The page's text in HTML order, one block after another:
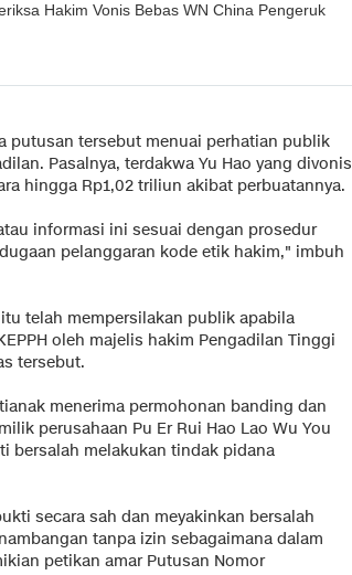
Hakim Vonis Bebas WN China Pengeruk
putusan tersebut menuai perhatian publik
Pasalnya, terdakwa Yu Hao yang divonis
hingga Rp1,02 triliun akibat perbuatannya.
informasi ini sesuai dengan prosedur
pelanggaran kode etik hakim," imbuh
telah mempersilakan publik apabila
oleh majelis hakim Pengadilan Tinggi
tersebut.
menerima permohonan banding dan
perusahaan Pu Er Rui Hao Lao Wu You
bersalah melakukan tindak pidana
secara sah dan meyakinkan bersalah
tanpa izin sebagaimana dalam
petikan amar Putusan Nomor